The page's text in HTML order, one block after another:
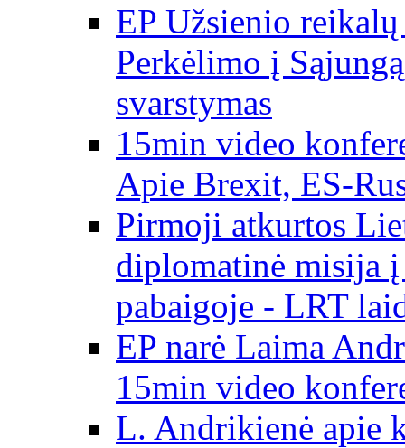
EP Užsienio
Perkėlimo į
svarstymas
15min video
Apie Brexit, ES-
Pirmoji atkurtos
diplomatinė misija
pabaigoje - LRT
EP narė Laima
15min video
L. Andrikienė apie